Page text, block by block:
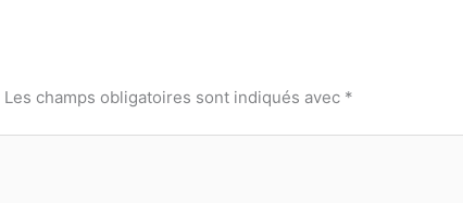
Les champs obligatoires sont indiqués avec *